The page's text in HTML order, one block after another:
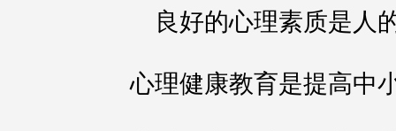
良好的心理素质是人
心理健康教育是提高中